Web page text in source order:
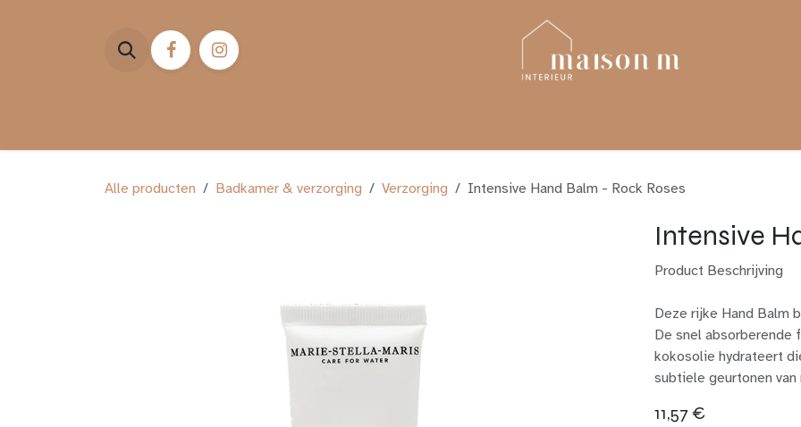
Alle producten Badkamer & verzorging Verzorging Intensive Hand Balm - Rock Roses
Intensive
Product Beschrijving
Deze rijke Hand Balm
De snel absorberende
kokosolie hydrateert
subtiele geurtonen
11,57 €